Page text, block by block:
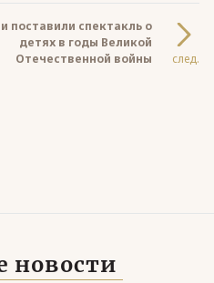
поставили спектакль о
детях в годы Великой
Отечественной войны
след.
новости